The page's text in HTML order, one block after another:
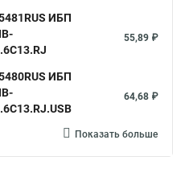
ИБП
55,89 ₽
ИБП
64,68 ₽
Показать больше